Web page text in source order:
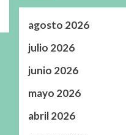
agosto 2026
julio 2026
junio 2026
mayo 2026
abril 2026